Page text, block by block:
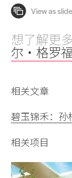
想了解更
尔・格罗
相关文章
碧玉锦禾：孙
相关项目